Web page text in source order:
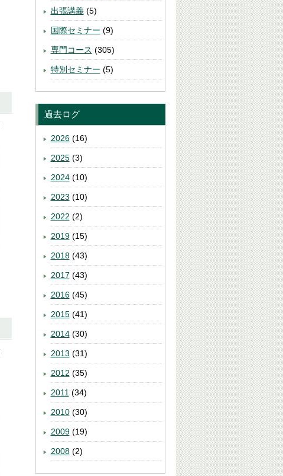
出張講義(5)
国際セミナー (9)
専門コース (305)
特別セミナー (5)
過去ログ
2026(16)
2025(3)
2024(10)
2023 (10)
2022 (2)
2019(15)
2018(43)
2017 (43)
2016(45)
2015(41)
2014(30)
2013 (31)
2012 (35)
2011 (34)
2010(30)
2009(19)
2008(2)